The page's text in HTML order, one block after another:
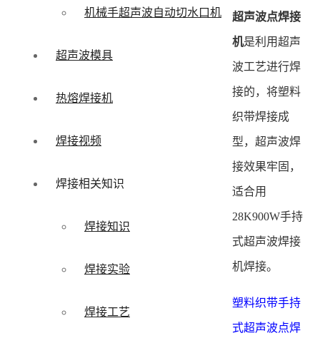
机械手超声波自动切水口机
超声波模具
热熔焊接机
焊接视频
焊接相关知识
焊接知识
焊接实验
焊接工艺
超声波点焊接
机是利用超声
波工艺进行焊
接的，将塑料
织带焊接成
型，超声波焊
接效果牢固，
适合用
28K900W手持
式超声波焊接
机焊接。
塑料织带手持
式超声波点焊